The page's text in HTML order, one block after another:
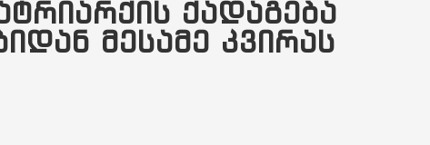
ᲥᲐᲓᲐᲒᲔᲑᲐ
ᲛᲔᲡᲐᲛᲔ ᲙᲕᲘᲠᲐᲡ